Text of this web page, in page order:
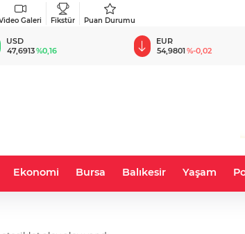
Galeri Fikstür Puan Durumu
USD
47,6913%0,16
EUR
54,9801%-0,02
Ekonomi Bursa Balıkesir Yaşam